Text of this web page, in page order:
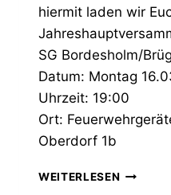
hiermit laden wir
SG Bordesholm/
Datum: Montag
Uhrzeit: 19:00
Ort:
Oberdorf 1b
WEITERLESEN